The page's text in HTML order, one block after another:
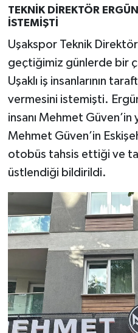
TEKNİK DİREKTÖR
İSTEMİŞTİ
Uşakspor Teknik
geçtiğimiz günlerde bir
Uşaklı iş insanlarının
vermesini istemişti.
insanı Mehmet
Mehmet Güven’in
otobüs tahsis ettiği ve
üstlendiği bildirildi.